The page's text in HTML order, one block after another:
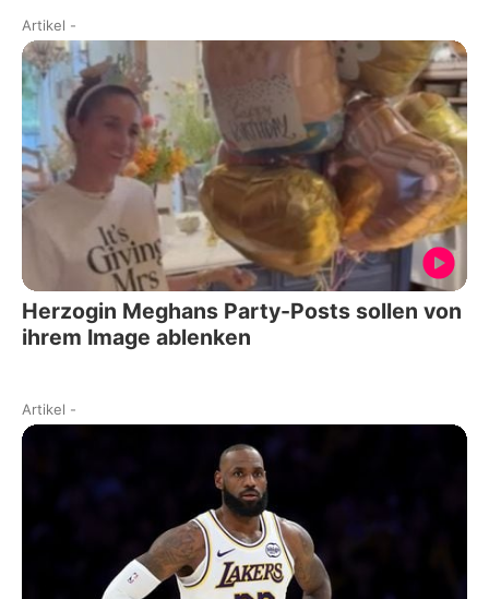
Artikel -
Herzogin Meghans Party-Posts sollen von
ihrem Image ablenken
Artikel -